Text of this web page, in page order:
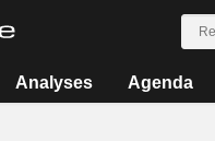
Analyses Agenda